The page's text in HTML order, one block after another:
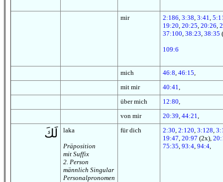
mir 2:186, 3:38, 3:41,
19:20, 20:25, 20:26,
37:100, 38:23, 38:35
109:6
mich 46:8, 46:15,
mit mir
40:41,
über mich
12:80,
von mir
20:39, 44:21,
لَكَ laka
Präposition
mit Suffix
2. Person
männlich Singular
Personalpronomen
für dich 2:30, 2:120, 3:128,
19:47, 20:97 (2x),
75:35, 93:4, 94:4,